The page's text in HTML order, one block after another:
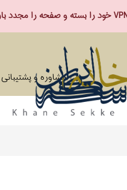
مشاوره و